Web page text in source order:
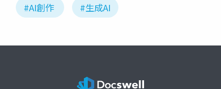
#AI創作 #生成AI